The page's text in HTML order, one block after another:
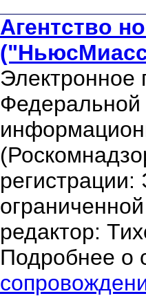
Агентство
Электронное
Федеральной
редактор:
Подробнее о